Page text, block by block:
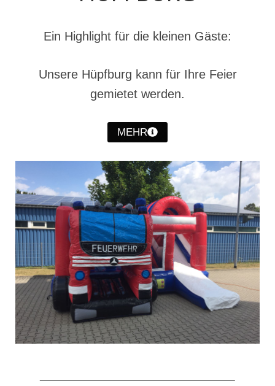
Hubarbeitsbühne B18
24.03.17 Übergabe ELW
2015 LF 16 „verlässt“ Feuerwehr
historische Fotos
Jahresrückblicke
Jahresrückblick 2016
Jahresrückblick 2017
Jahresrückblick 2018
Jahresrückblick 2019
Jahresrückblick 2020
Jahresrückblick 2021
Jahresrückblick 2023
Ein Highlight für die kleinen Gäste:
Unsere Hüpfburg kann für Ihre Feier
gemietet werden.
MEHR